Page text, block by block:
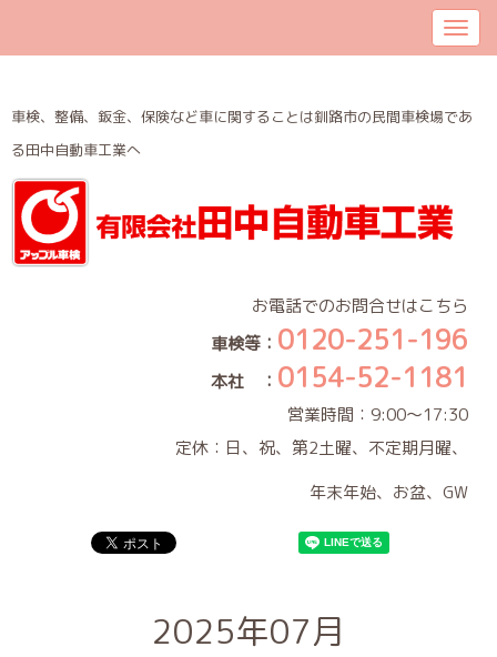
車検、整備、鈑金、保険など車に関することは釧路市の民間車検場であ
る田中自動車工業へ
お電話でのお問合せはこちら
車検等： 0120-251-196
本社 ： 0154-52-1181
営業時間：9:00～17:30
定休：日、祝、第2土曜、不定期月曜、
年末年始、お盆、GW
2025年07月